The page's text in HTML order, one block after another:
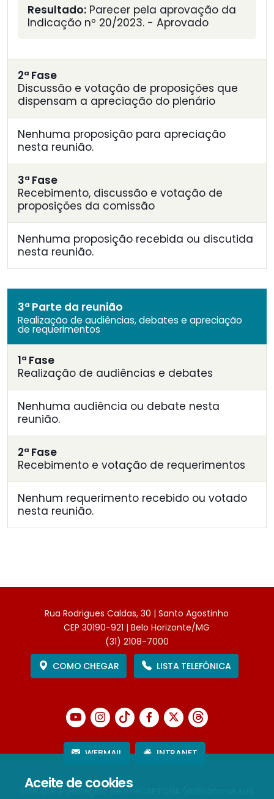
Aceite de cookies
Resultado: Parecer pela aprovação da
Indicação nº 20/2023. - Aprovado
2ª Fase
Discussão e votação de proposições que
dispensam a apreciação do plenário
Nenhuma proposição para apreciação
nesta reunião.
3ª Fase
Recebimento, discussão e votação de
proposições da comissão
Nenhuma proposição recebida ou discutida
nesta reunião.
3ª Parte da reunião
Realização de audiências, debates e apreciação
de requerimentos
1ª Fase
Realização de audiências e debates
Nenhuma audiência ou debate nesta
reunião.
2ª Fase
Recebimento e votação de requerimentos
Nenhum requerimento recebido ou votado
nesta reunião.
Rua Rodrigues Caldas, 30 | Santo Agostinho
CEP 30190-921 | Belo Horizonte/MG
(31) 2108-7000
COMO CHEGAR
LISTA TELEFÔNICA
WEBMAIL INTRANET
Este site é protegido pelo reCAPTCHA (aplicam-se sua